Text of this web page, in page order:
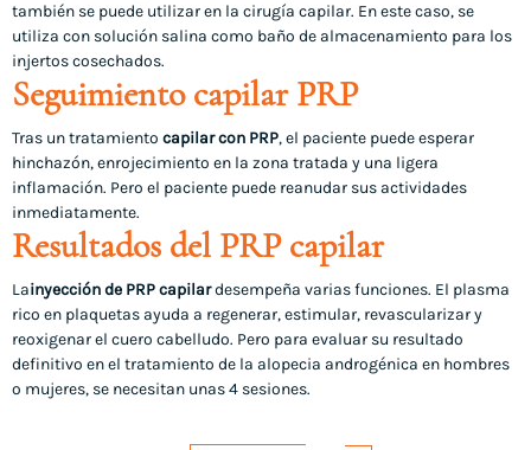
también se puede utilizar en la cirugía capilar. En este caso, se
utiliza con solución salina como baño de almacenamiento para los
injertos cosechados.
Seguimiento capilar PRP
Tras un tratamiento capilar con PRP, el paciente puede esperar
hinchazón, enrojecimiento en la zona tratada y una ligera
inflamación. Pero el paciente puede reanudar sus actividades
inmediatamente.
Resultados del PRP capilar
Lainyección de PRP capilardesempeña varias funciones. El plasma
rico en plaquetas ayuda a regenerar, estimular, revascularizar y
reoxigenar el cuero cabelludo. Pero para evaluar su resultado
definitivo en el tratamiento de la alopecia androgénica en hombres
o mujeres, se necesitan unas 4 sesiones.